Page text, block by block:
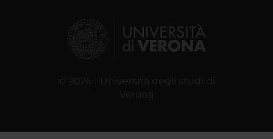
© 2026 | Università degli studi di
Verona